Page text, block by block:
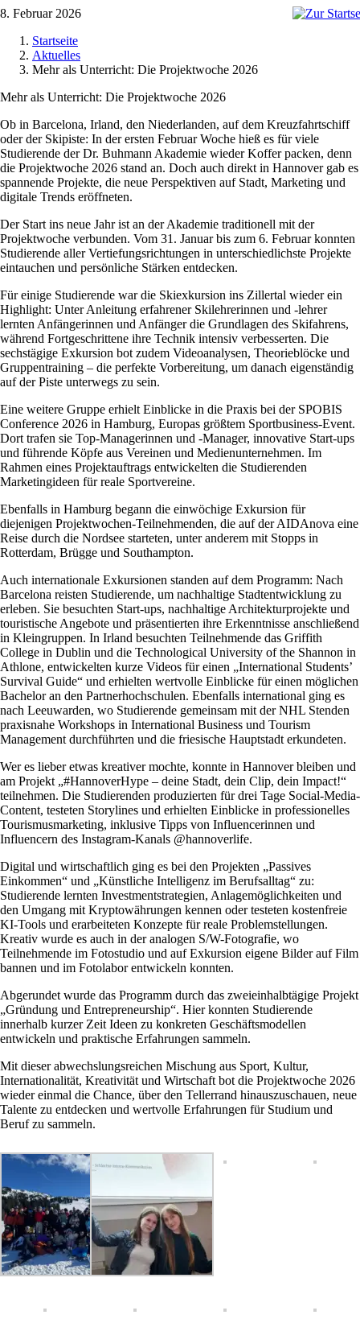
Zum
springen
Februar 2026
Startseite
Aktuelles
Mehr als Unterricht: Die Projektwoche 2026
Mehr als Unterricht: Die Projektwoche 2026
Ob in Barcelona, Irland, den Niederlanden, auf dem Kreuzfahrtschiff
oder der Skipiste: In der ersten Februar Woche hieß es für viele
Studierende der Dr. Buhmann Akademie wieder Koffer packen, denn
die Projektwoche 2026 stand an. Doch auch direkt in Hannover gab es
spannende Projekte, die neue Perspektiven auf Stadt, Marketing und
digitale Trends eröffneten.
Der Start ins neue Jahr ist an der Akademie traditionell mit der
Projektwoche verbunden. Vom 31. Januar bis zum 6. Februar konnten
Studierende aller Vertiefungsrichtungen in unterschiedlichste Projekte
eintauchen und persönliche Stärken entdecken.
Für einige Studierende war die Skiexkursion ins Zillertal wieder ein
Highlight: Unter Anleitung erfahrener Skilehrerinnen und -lehrer
lernten Anfängerinnen und Anfänger die Grundlagen des Skifahrens,
während Fortgeschrittene ihre Technik intensiv verbesserten. Die
sechstägige Exkursion bot zudem Videoanalysen, Theorieblöcke und
Gruppentraining – die perfekte Vorbereitung, um danach eigenständig
auf der Piste unterwegs zu sein.
Eine weitere Gruppe erhielt Einblicke in die Praxis bei der SPOBIS
Conference 2026 in Hamburg, Europas größtem Sportbusiness-Event.
Dort trafen sie Top-Managerinnen und -Manager, innovative Start-ups
und führende Köpfe aus Vereinen und Medienunternehmen. Im
Rahmen eines Projektauftrags entwickelten die Studierenden
Marketingideen für reale Sportvereine.
Ebenfalls in Hamburg begann die einwöchige Exkursion für
diejenigen Projektwochen-Teilnehmenden, die auf der AIDAnova eine
Reise durch die Nordsee starteten, unter anderem mit Stopps in
Rotterdam, Brügge und Southampton.
Auch internationale Exkursionen standen auf dem Programm: Nach
Barcelona reisten Studierende, um nachhaltige Stadtentwicklung zu
erleben. Sie besuchten Start-ups, nachhaltige Architekturprojekte und
touristische Angebote und präsentierten ihre Erkenntnisse anschließend
in Kleingruppen. In Irland besuchten Teilnehmende das Griffith
College in Dublin und die Technological University of the Shannon in
Athlone, entwickelten kurze Videos für einen „International Students’
Survival Guide“ und erhielten wertvolle Einblicke für einen möglichen
Bachelor an den Partnerhochschulen. Ebenfalls international ging es
nach Leeuwarden, wo Studierende gemeinsam mit der NHL Stenden
praxisnahe Workshops in International Business und Tourism
Management durchführten und die friesische Hauptstadt erkundeten.
Wer es lieber etwas kreativer mochte, konnte in Hannover bleiben und
am Projekt „#HannoverHype – deine Stadt, dein Clip, dein Impact!“
teilnehmen. Die Studierenden produzierten für drei Tage Social-Media-
Content, testeten Storylines und erhielten Einblicke in professionelles
Tourismusmarketing, inklusive Tipps von Influencerinnen und
Influencern des Instagram-Kanals @hannoverlife.
Digital und wirtschaftlich ging es bei den Projekten „Passives
Einkommen“ und „Künstliche Intelligenz im Berufsalltag“ zu:
Studierende lernten Investmentstrategien, Anlagemöglichkeiten und
den Umgang mit Kryptowährungen kennen oder testeten kostenfreie
KI-Tools und erarbeiteten Konzepte für reale Problemstellungen.
Kreativ wurde es auch in der analogen S/W-Fotografie, wo
Teilnehmende im Fotostudio und auf Exkursion eigene Bilder auf Film
bannen und im Fotolabor entwickeln konnten.
Abgerundet wurde das Programm durch das zweieinhalbtägige Projekt
„Gründung und Entrepreneurship“. Hier konnten Studierende
innerhalb kurzer Zeit Ideen zu konkreten Geschäftsmodellen
entwickeln und praktische Erfahrungen sammeln.
Mit dieser abwechslungsreichen Mischung aus Sport, Kultur,
Internationalität, Kreativität und Wirtschaft bot die Projektwoche 2026
wieder einmal die Chance, über den Tellerrand hinauszuschauen, neue
Talente zu entdecken und wertvolle Erfahrungen für Studium und
Beruf zu sammeln.